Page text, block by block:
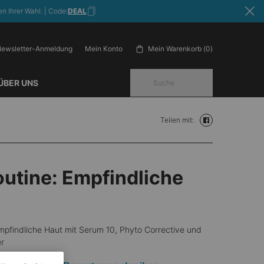
Ihrer Wahl. | Code:DEAL
Anmeldung Mein Konto Mein Warenkorb 0
0 Produkt im Warenkorb
UNS Suche
Teilen mit: Teilen mit:
Empfindliche
Haut mit Serum 10, Phyto Corrective und